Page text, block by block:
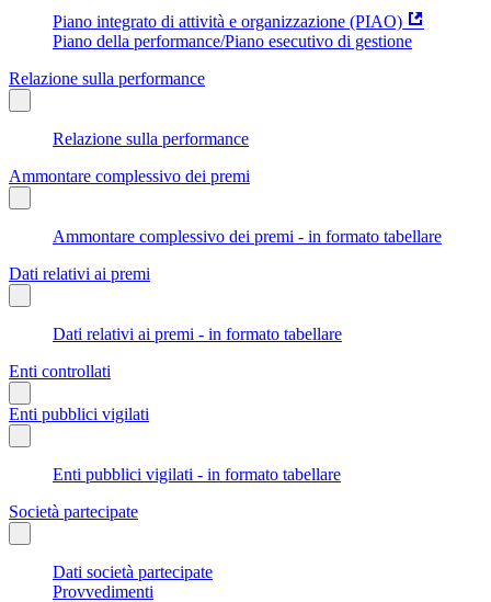
Piano integrato di attività e organizzazione (PIAO)
Piano della performance/Piano esecutivo di gestione
Relazione sulla performance
Relazione sulla performance
Ammontare complessivo dei premi
Ammontare complessivo dei premi - in formato tabellare
Dati relativi ai premi
Dati relativi ai premi - in formato tabellare
Enti controllati
Enti pubblici vigilati
Enti pubblici vigilati - in formato tabellare
Società partecipate
Dati società partecipate
Provvedimenti